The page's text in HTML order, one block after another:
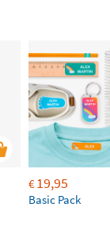
€19,95
Basic Pack